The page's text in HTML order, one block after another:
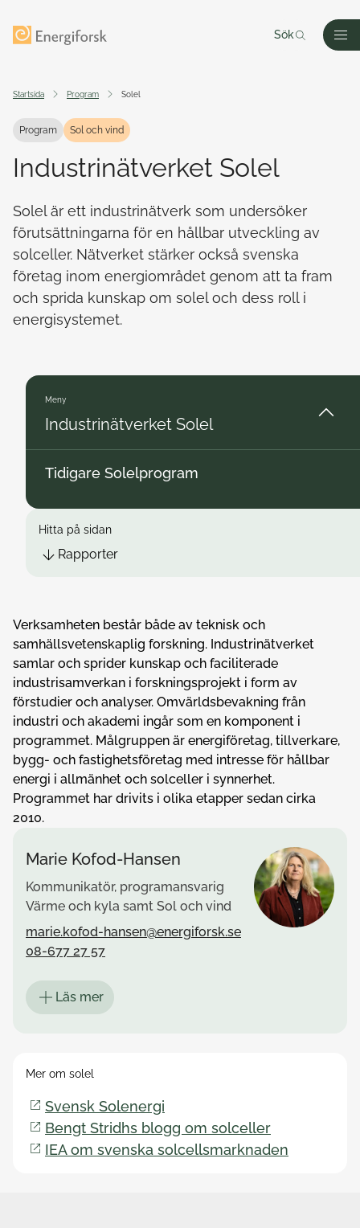
Sök
Startsida Program Solel
Program Sol och vind
Industrinätverket Solel
Solel är ett industrinätverk som undersöker
förutsättningarna för en hållbar utveckling av
solceller. Nätverket stärker också svenska
företag inom energiområdet genom att ta fram
och sprida kunskap om solel och dess roll i
energisystemet.
Meny
Industrinätverket Solel
Tidigare Solelprogram
Hitta på sidan
Rapporter
Verksamheten består både av teknisk och
samhällsvetenskaplig forskning. Industrinätverket
samlar och sprider kunskap och faciliterade
industrisamverkan i forskningsprojekt i form av
förstudier och analyser. Omvärldsbevakning från
industri och akademi ingår som en komponent i
programmet. Målgruppen är energiföretag, tillverkare,
bygg- och fastighetsföretag med intresse för hållbar
energi i allmänhet och solceller i synnerhet.
Programmet har drivits i olika etapper sedan cirka
2010.
Marie Kofod-Hansen
Kommunikatör, programansvarig
Värme och kyla samt Sol och vind
marie.kofod-hansen@energiforsk.se
08-677 27 57
Läs mer
Mer om solel
Svensk Solenergi
Bengt Stridhs blogg om solceller
IEA om svenska solcellsmarknaden